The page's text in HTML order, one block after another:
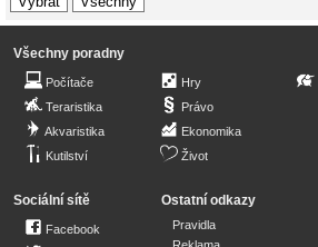
Všechny poradny
Počítače
Teraristika
Akvaristika
Kutilství
Hry
Právo
Ekonomika
Život
Sociální sítě
Facebook
Ostatní odkazy
Pravidla